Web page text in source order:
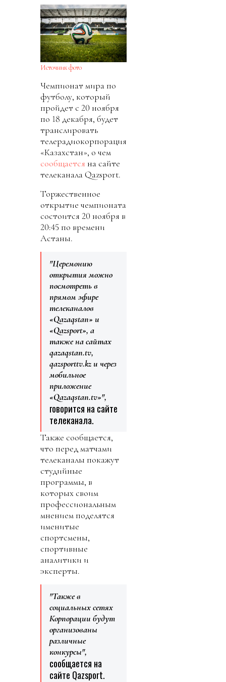
Источник фото
Чемпионат мира по
футболу, который
пройдет с 20 ноября
по 18 декабря, будет
транслировать
телерадиокорпорация
«Казахстан», о чем
сообщается на сайте
телеканала Qazsport.
Торжественное
открытие чемпионата
состоится 20 ноября в
20:45 по времени
Астаны.
"Церемонию
открытия можно
посмотреть в
прямом эфире
телеканалов
«Qazaqstan» и
«Qazsport», а
также на сайтах
qazaqstan.tv,
qazsporttv.kz и через
мобильное
приложение
«Qazaqstan.tv»",
говорится на сайте
телеканала.
Также сообщается,
что перед матчами
телеканалы покажут
студийные
программы, в
которых своим
профессиональным
мнением поделятся
именитые
спортсмены,
спортивные
аналитики и
эксперты.
"Также в
социальных сетях
Корпорации будут
организованы
различные
конкурсы",
сообщается на
сайте Qazsport.